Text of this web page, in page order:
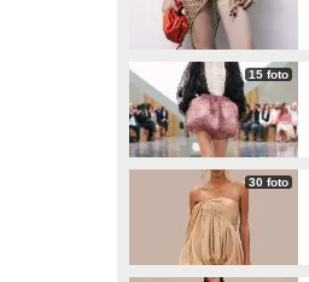
15 foto
30 foto